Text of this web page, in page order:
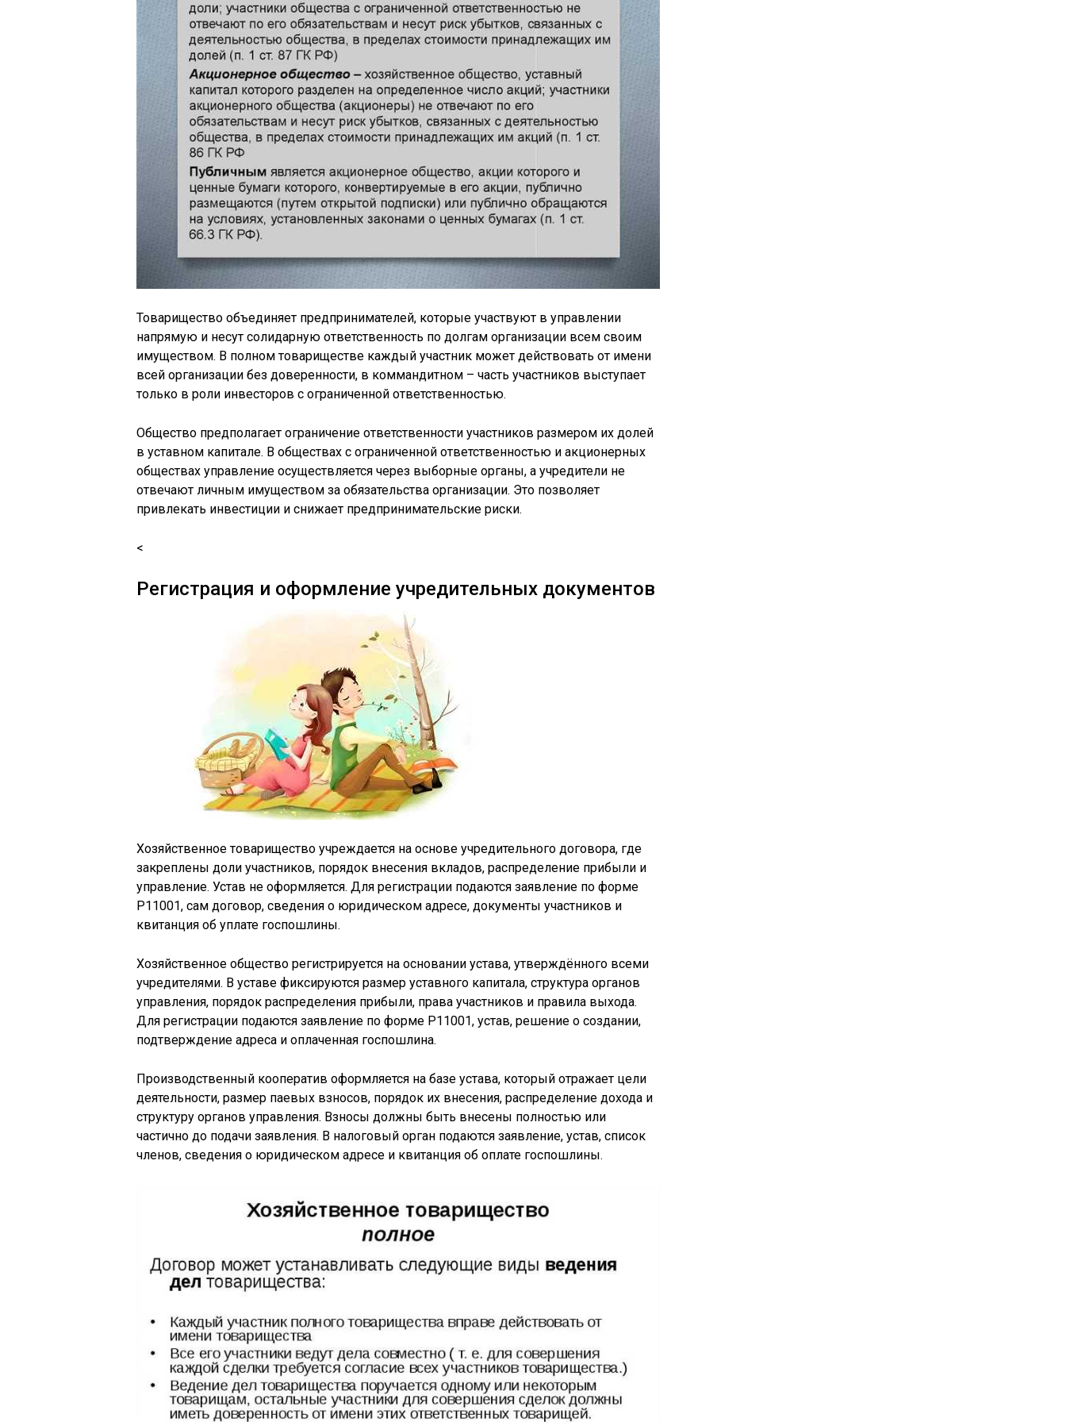
Товарищество объединяет предпринимателей, которые участвуют в управлении
напрямую и несут солидарную ответственность по долгам организации всем своим
имуществом. В полном товариществе каждый участник может действовать от имени
всей организации без доверенности, в коммандитном – часть участников выступает
только в роли инвесторов с ограниченной ответственностью.
Общество предполагает ограничение ответственности участников размером их долей
в уставном капитале. В обществах с ограниченной ответственностью и акционерных
обществах управление осуществляется через выборные органы, а учредители не
отвечают личным имуществом за обязательства организации. Это позволяет
привлекать инвестиции и снижает предпринимательские риски.
<
Регистрация и оформление учредительных документов
Хозяйственное товарищество учреждается на основе учредительного договора, где
закреплены доли участников, порядок внесения вкладов, распределение прибыли и
управление. Устав не оформляется. Для регистрации подаются заявление по форме
Р11001, сам договор, сведения о юридическом адресе, документы участников и
квитанция об уплате госпошлины.
Хозяйственное общество регистрируется на основании устава, утверждённого всеми
учредителями. В уставе фиксируются размер уставного капитала, структура органов
управления, порядок распределения прибыли, права участников и правила выхода.
Для регистрации подаются заявление по форме Р11001, устав, решение о создании,
подтверждение адреса и оплаченная госпошлина.
Производственный кооператив оформляется на базе устава, который отражает цели
деятельности, размер паевых взносов, порядок их внесения, распределение дохода и
структуру органов управления. Взносы должны быть внесены полностью или
частично до подачи заявления. В налоговый орган подаются заявление, устав, список
членов, сведения о юридическом адресе и квитанция об оплате госпошлины.